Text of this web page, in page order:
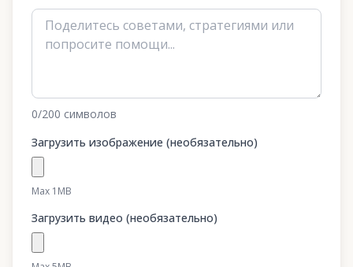
0/200 символов
Загрузить изображение (необязательно)
Max 1MB
Загрузить видео (необязательно)